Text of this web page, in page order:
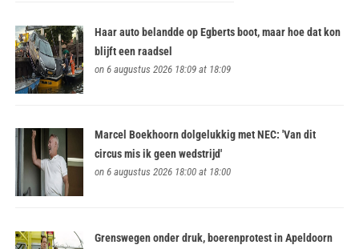
Haar auto belandde op Egberts boot, maar hoe dat kon
blijft een raadsel
on 6 augustus 2026 18:09 at 18:09
Marcel Boekhoorn dolgelukkig met NEC: 'Van dit
circus mis ik geen wedstrijd'
on 6 augustus 2026 18:00 at 18:00
Grenswegen onder druk, boerenprotest in Apeldoorn